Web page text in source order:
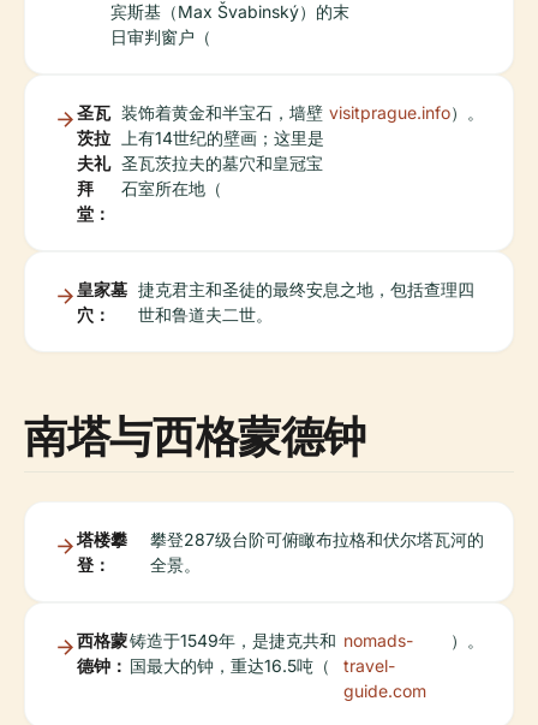
宾斯基（Max Švabinský）的末
日审判窗户（
圣瓦
茨拉
夫礼
拜
堂：
装饰着黄金和半宝石，墙壁
上有14世纪的壁画；这里是
圣瓦茨拉夫的墓穴和皇冠宝
石室所在地（
visitprague.info）。
皇家墓
穴：
捷克君主和圣徒的最终安息之地，包括查理四
世和鲁道夫二世。
南塔与西格蒙德钟
塔楼攀
登：
攀登287级台阶可俯瞰布拉格和伏尔塔瓦河的
全景。
西格蒙
德钟：
铸造于1549年，是捷克共和
国最大的钟，重达16.5吨（
nomads-
travel-
guide.com
）。